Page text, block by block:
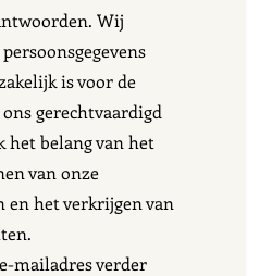
Wij
is voor de
gerechtvaardigd
het belang van het
van onze
en het verkrijgen van
mailadres verder